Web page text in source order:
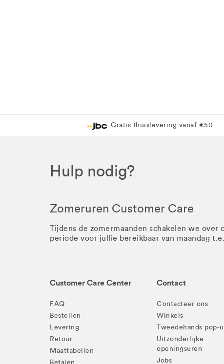
Gratis thuislevering vanaf €50
Hulp nodig?
Zomeruren Customer Care
Tijdens de zomermaanden schakelen we over
periode voor jullie bereikbaar van maandag
Customer Care Center
FAQ
Bestellen
Levering
Retour
Maattabellen
Contact
Contacteer ons
Winkels
Tweedehands pop-
Uitzonderlijke
openingsuren
Jobs